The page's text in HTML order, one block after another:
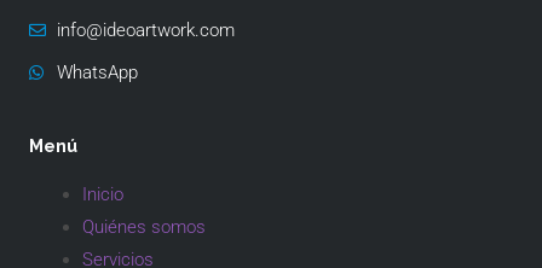
info@ideoartwork.com
WhatsApp
Menú
Inicio
Quiénes somos
Servicios